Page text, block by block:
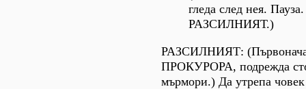
гледа след нея.
РАЗСИЛНИЯТ.)
РАЗСИЛНИЯТ:
ПРОКУРОРА, подрежда
мърмори.) Да утрепа